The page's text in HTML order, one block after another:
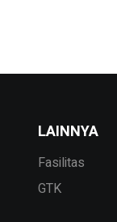
LAINNYA
Fasilitas
GTK